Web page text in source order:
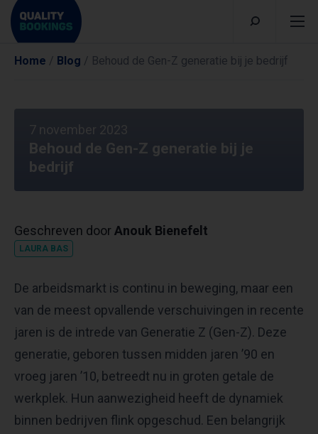
Home / Blog / Behoud de Gen-Z generatie bij je bedrijf
7 november 2023
Behoud de Gen-Z generatie bij je
bedrijf
Geschreven door Anouk Bienefelt
LAURA BAS
De arbeidsmarkt is continu in beweging, maar een
van de meest opvallende verschuivingen in recente
jaren is de intrede van Generatie Z (Gen-Z). Deze
generatie, geboren tussen midden jaren ’90 en
vroeg jaren ’10, betreedt nu in groten getale de
werkplek. Hun aanwezigheid heeft de dynamiek
binnen bedrijven flink opgeschud. Een belangrijk